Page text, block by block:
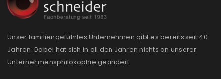
REGISTRIEREN
Unser familiengeführtes Unternehmen gibt es bereits seit 40
Jahren. Dabei hat sich in all den Jahren nichts an unserer
Unternehmensphilosophie geändert: